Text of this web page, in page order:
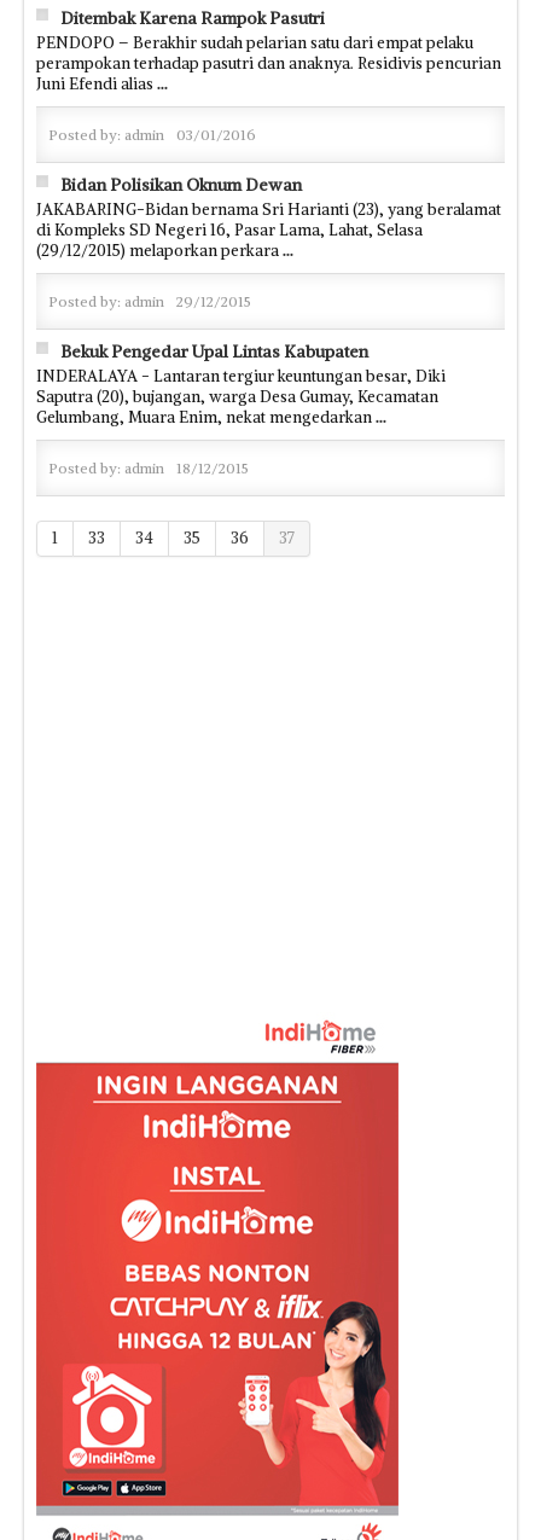
Ditembak Karena Rampok Pasutri
PENDOPO – Berakhir sudah pelarian satu dari empat pelaku
perampokan terhadap pasutri dan anaknya. Residivis pencurian
Juni Efendi alias ...
Posted by: admin 03/01/2016
Bidan Polisikan Oknum Dewan
JAKABARING-Bidan bernama Sri Harianti (23), yang beralamat
di Kompleks SD Negeri 16, Pasar Lama, Lahat, Selasa
(29/12/2015) melaporkan perkara...
Posted by: admin 29/12/2015
Bekuk Pengedar Upal Lintas Kabupaten
INDERALAYA - Lantaran tergiur keuntungan besar, Diki
Saputra (20), bujangan, warga Desa Gumay, Kecamatan
Gelumbang, Muara Enim, nekat mengedarkan...
Posted by: admin 18/12/2015
1 33 34 35 36 37